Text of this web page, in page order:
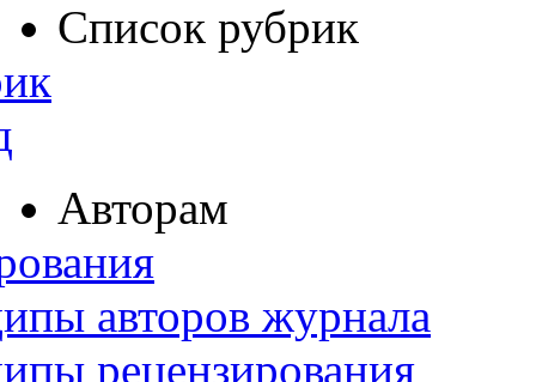
Список рубрик
Авторам
авторов журнала
рецензирования